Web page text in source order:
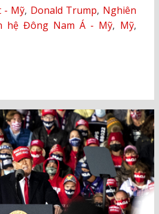
- Mỹ, Donald Trump, Nghiên
hệ Đông Nam Á - Mỹ, Mỹ,